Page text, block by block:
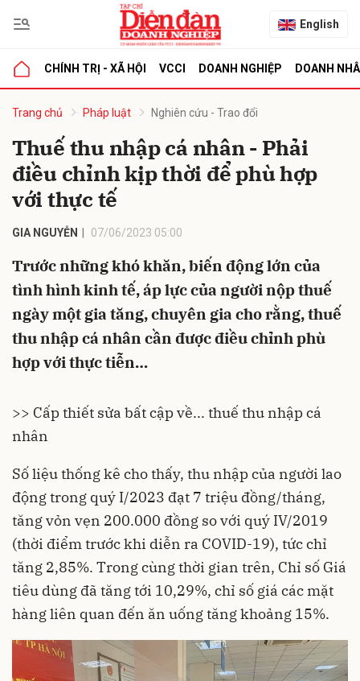
English
CHÍNH TRỊ - XÃ HỘI VCCI DOANH NGHIỆP DOANH
Trang chủ Pháp luật Nghiên cứu - Trao đổi
Thuế thu nhập cá nhân - Phải
điều chỉnh kịp thời để phù hợp
với thực tế
GIA NGUYỄN 07/06/2023 05:00
Trước những khó khăn, biến động lớn của
tình hình kinh tế, áp lực của người nộp thuế
ngày một gia tăng, chuyên gia cho rằng, thuế
thu nhập cá nhân cần được điều chỉnh phù
hợp với thực tiễn…
>> Cấp thiết sửa bất cập về... thuế thu nhập cá
nhân
Số liệuthống kê cho thấy, thu nhập của người lao
độngtrong quý I/2023 đạt 7 triệu đồng/tháng,
tăng vỏn vẹn 200.000 đồng so với quý IV/2019
(thời điểm trước khi diễn ra COVID-19), tức chỉ
tăng 2,85%. Trong cùng thời gian trên, Chỉ số Giá
tiêu dùng đã tăng tới 10,29%, chỉ số giá các mặt
hàng liên quan đến ăn uống tăng khoảng 15%.
luận
Hủy